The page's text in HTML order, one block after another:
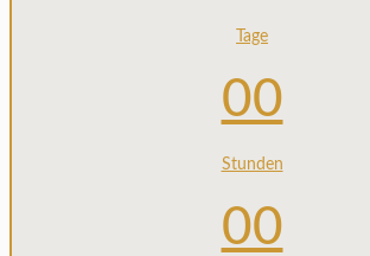
Tage
00
Stunden
00